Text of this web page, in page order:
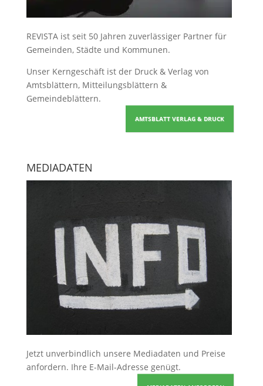
REVISTA ist seit 50 Jahren zuverlässiger Partner für
Gemeinden, Städte und Kommunen.
Unser Kerngeschäft ist der Druck & Verlag von
Amtsblättern, Mitteilungsblättern &
Gemeindeblättern.
AMTSBLATT VERLAG & DRUCK
MEDIADATEN
Jetzt unverbindlich unsere Mediadaten und Preise
anfordern. Ihre E-Mail-Adresse genügt.